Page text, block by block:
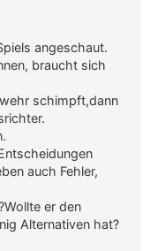
angeschaut.
braucht sich
schimpft,dann
auch Fehler,
er den
Alternativen hat?